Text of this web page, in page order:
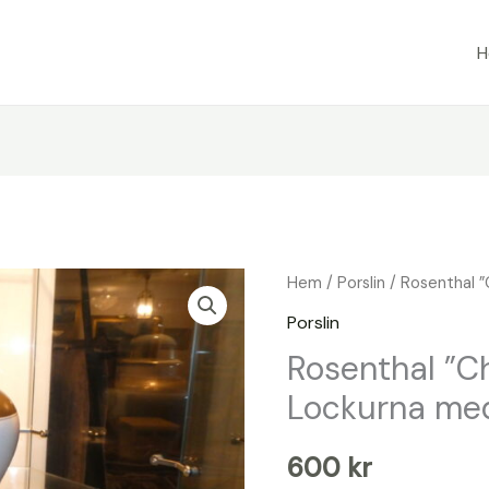
Hem /Porslin / Rosenthal
Porslin
Rosenthal
Lockurna
600 kr